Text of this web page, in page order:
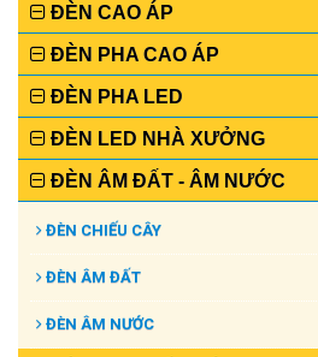
ĐÈN CAO ÁP
ĐÈN PHA CAO ÁP
ĐÈN PHA LED
ĐÈN LED NHÀ XƯỞNG
ĐÈN ÂM ĐẤT - ÂM NƯỚC
ĐÈN CHIẾU CÂY
ĐÈN ÂM ĐẤT
ĐÈN ÂM NƯỚC